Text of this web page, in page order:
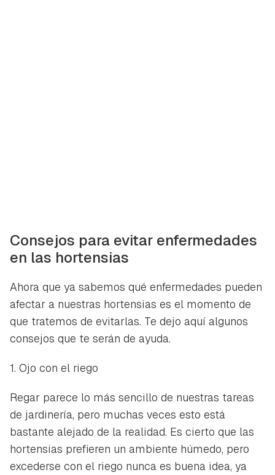
Consejos para evitar enfermedades
en las hortensias
Ahora que ya sabemos qué enfermedades pueden
afectar a nuestras hortensias es el momento de
que tratemos de evitarlas. Te dejo aquí algunos
consejos que te serán de ayuda.
1. Ojo con el riego
Regar parece lo más sencillo de nuestras tareas
de jardinería, pero muchas veces esto está
bastante alejado de la realidad. Es cierto que las
hortensias prefieren un ambiente húmedo, pero
excederse con el riego nunca es buena idea, ya